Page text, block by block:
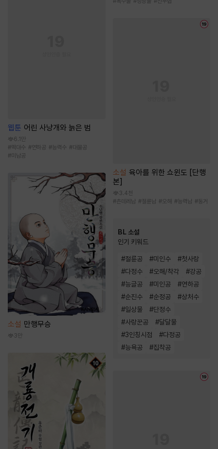
웹툰 어린 사냥개와 늙은 범
6.1만
#떡대수 #연하공 #능력수 #대물공
#미남공
소설 만행무승
3만
소설 육아를 위한 쇼윈도 [단행
본]
3.4천
#츤데레남 #절륜남 #오해 #능력남 #동거
BL 소설
인기 키워드
#절륜공 #미인수 #첫사랑
#다정수 #오해/착각 #강공
#능글공 #미인공 #연하공
#순진수 #순정공 #상처수
#일상물 #단정수
#사랑꾼공 #달달물
#3인칭시점 #다정공
#능욕공 #집착공